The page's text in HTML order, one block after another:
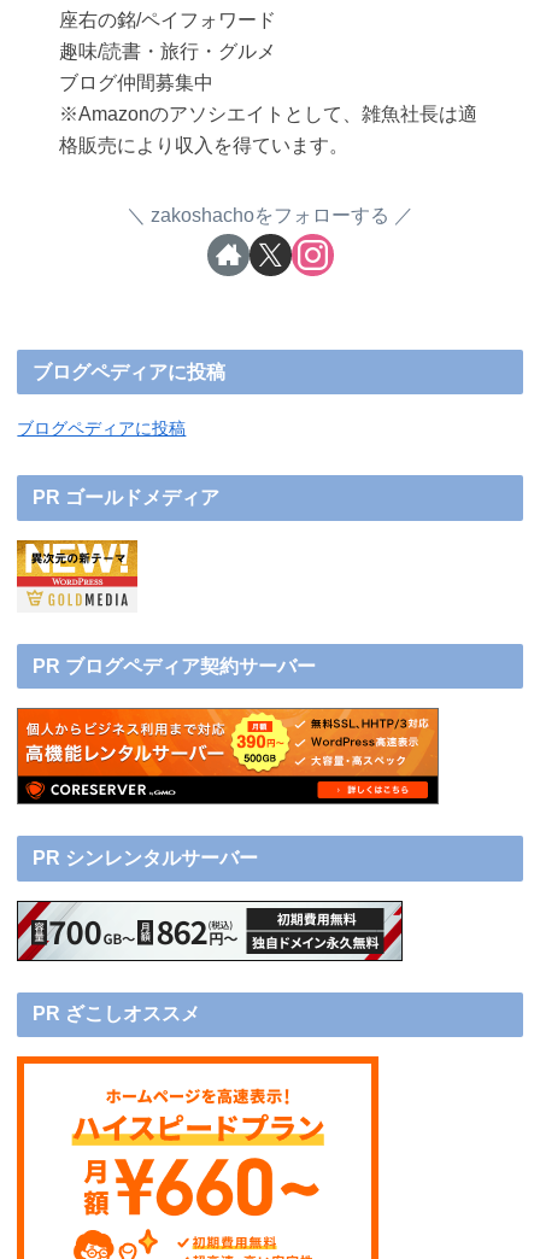
座右の銘/ペイフォワード
趣味/読書・旅行・グルメ
ブログ仲間募集中
※Amazonのアソシエイトとして、雑魚社長は適
格販売により収入を得ています。
zakoshachoをフォローする
ブログペディアに投稿
ブログペディアに投稿
PR ゴールドメディア
PR ブログペディア契約サーバー
PR シンレンタルサーバー
PR ざこしオススメ